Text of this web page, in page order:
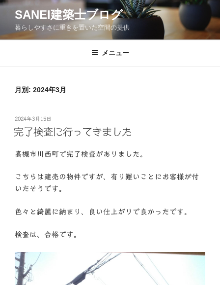
コ
ン
SANEI建築士ブログ
暮らしやすさに重きを置いた空間の提供
メニュー
月別: 2024年3月
投
稿
日:
2024年3月15日
完了検査に行ってきました
高槻市川西町で完了検査がありました。
こちらは建売の物件ですが、有り難いことにお客様が付
いたそうです。
色々と綺麗に納まり、良い仕上がりで良かったです。
検査は、合格です。